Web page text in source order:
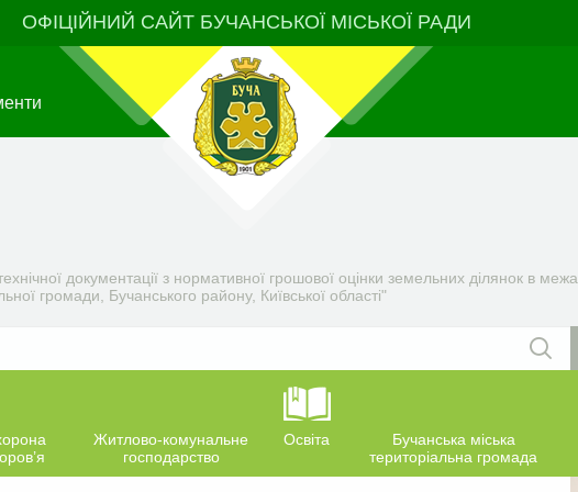
ОФІЦІЙНИЙ САЙТ БУЧАНСЬКОЇ МІСЬКОЇ РАДИ
документації з нормативної грошової оцінки земельних ділянок в
громади, Бучанського району, Київської області"
Житлово-комунальне
господарство
Освіта
Бучанська міська
територіальна громада